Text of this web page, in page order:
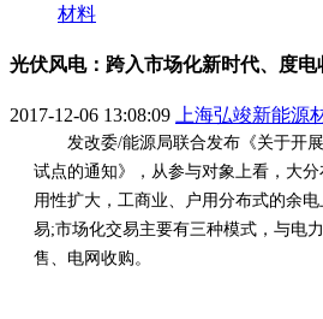
材料
光伏风电：跨入市场化新时代、度电
2017-12-06 13:08:09 上海弘竣新能源
发改委/能源局联合发布《关于开
试点的通知》，从参与对象上看，大
用性扩大，工商业、户用分布式的余
易;市场化交易主要有三种模式，与电
售、电网收购。